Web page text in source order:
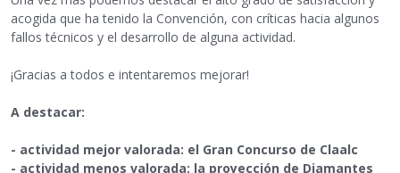
acogida que ha tenido la Convención, con críticas hacia algunos
fallos técnicos y el desarrollo de alguna actividad.
¡Gracias a todos e intentaremos mejorar!
A destacar:
- actividad mejor valorada: el Gran Concurso de Claalc
- actividad menos valorada: la proyección de Diamantes